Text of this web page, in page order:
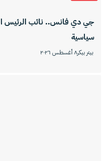
جي دي فانس.. نائب الرئيس
سياسية
بيتر بيكر٨ أغسطس ٢٠٢٦